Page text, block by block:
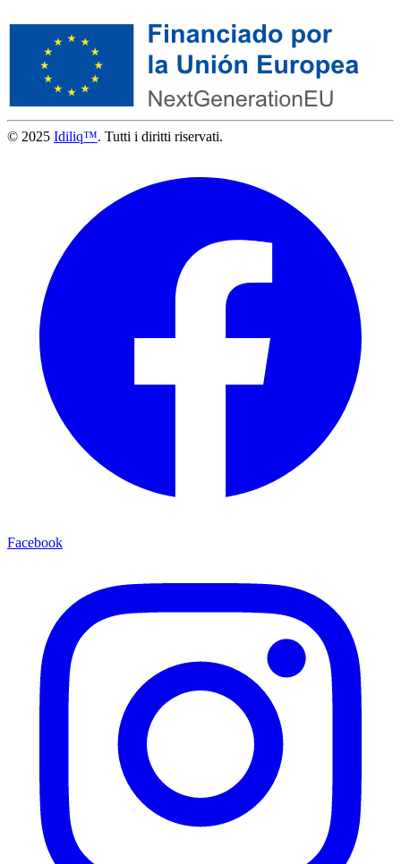
© 2025 Idiliq™. Tutti i diritti riservati.
Facebook